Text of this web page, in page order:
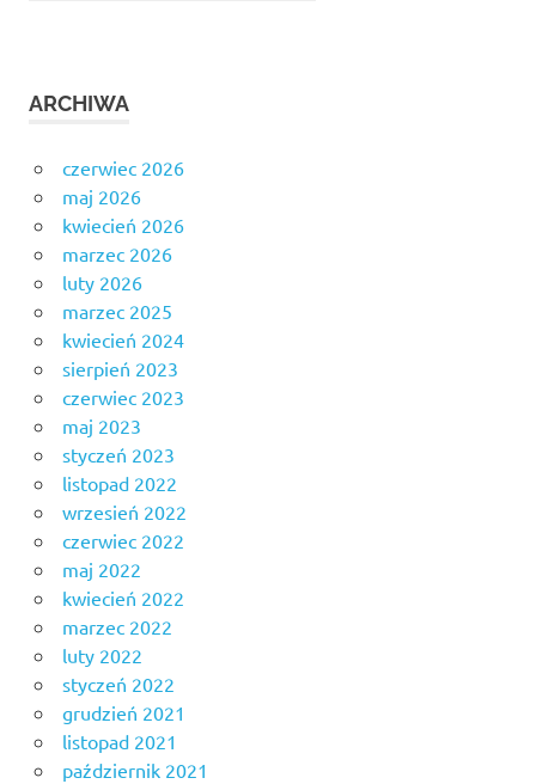
ARCHIWA
czerwiec 2026
maj 2026
kwiecień 2026
marzec 2026
luty 2026
marzec 2025
kwiecień 2024
sierpień 2023
czerwiec 2023
maj 2023
styczeń 2023
listopad 2022
wrzesień 2022
czerwiec 2022
maj 2022
kwiecień 2022
marzec 2022
luty 2022
styczeń 2022
grudzień 2021
listopad 2021
październik 2021